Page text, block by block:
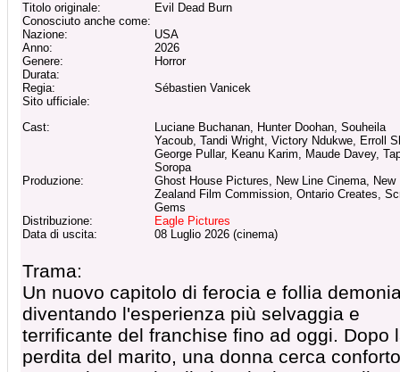
Titolo originale:
Evil Dead Burn
Conosciuto anche come:
Nazione:
USA
Anno:
2026
Genere:
Horror
Durata:
Regia:
Sébastien Vanicek
Sito ufficiale:
Cast:
Luciane Buchanan, Hunter Doohan, Souheila
Yacoub, Tandi Wright, Victory Ndukwe, Erroll
George Pullar, Keanu Karim, Maude Davey,
Soropa
Produzione:
Ghost House Pictures, New Line Cinema, New
Zealand Film Commission, Ontario Creates,
Gems
Distribuzione:
Eagle Pictures
Data di uscita:
08 Luglio 2026 (cinema)
Trama:
Un nuovo capitolo di ferocia e follia
diventando l'esperienza più selvaggia e
terrificante del franchise fino ad oggi. Dopo
perdita del marito, una donna cerca conforto